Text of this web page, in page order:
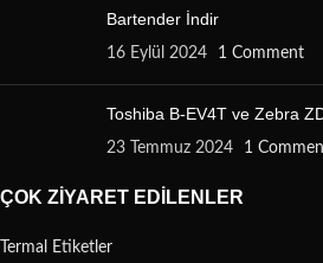
Bartender İndir
16 Eylül 2024 1 Comment
Toshiba B-EV4T ve Zebra
23 Temmuz 2024 1
ÇOK ZIYARET EDILENLER
Termal Etiketler